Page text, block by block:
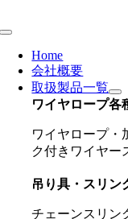
to
Toggle
NavigationHome
会社概要
取扱製品一覧
ワイヤロープ各
ワイヤロープ・
ク付きワイヤー
吊り具・スリン
チェーンスリン